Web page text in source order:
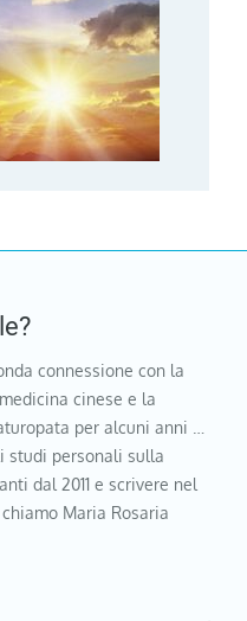
connessione con la
cinese e la
per alcuni anni …
studi personali sulla
dal 2011 e scrivere nel
Maria Rosaria